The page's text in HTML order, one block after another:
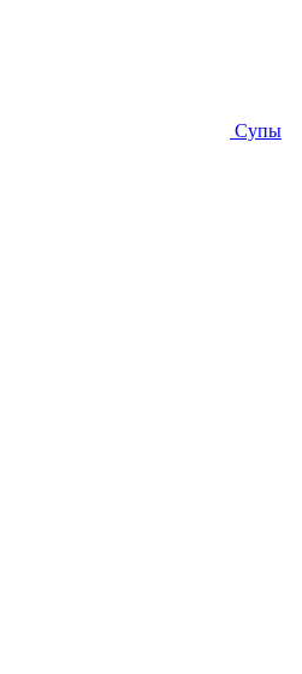
Супы